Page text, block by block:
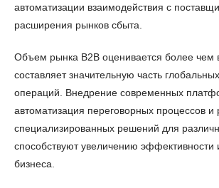
автоматизации взаимодействия с
расширения рынков сбыта.
Объем рынка B2B оценивается более чем
составляет значительную часть
операций. Внедрение современных
автоматизация переговорных процессов и
специализированных решений для
способствуют увеличению эффективности
бизнеса.